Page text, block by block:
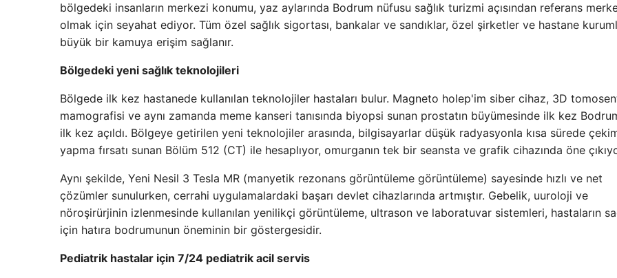
bölgedeki insanların merkezi konumu, yaz aylarında Bodrum nüfusu sağlık turizmi açısından referans
olmak için seyahat ediyor. Tüm özel sağlık sigortası, bankalar ve sandıklar, özel şirketler ve hastane
büyük bir kamuya erişim sağlanır.
Bölgedeki yeni sağlık teknolojileri
Bölgede ilk kez hastanede kullanılan teknolojiler hastaları bulur. Magneto holep'im siber cihaz, 3D
mamografisi ve aynı zamanda meme kanseri tanısında biyopsi sunan prostatın büyümesinde ilk kez
ilk kez açıldı. Bölgeye getirilen yeni teknolojiler arasında, bilgisayarlar düşük radyasyonla kısa sürede
yapma fırsatı sunan Bölüm 512 (CT) ile hesaplıyor, omurganın tek bir seansta ve grafik cihazında öne
Aynı şekilde, Yeni Nesil 3 Tesla MR (manyetik rezonans görüntüleme görüntüleme) sayesinde hızlı ve net
çözümler sunulurken, cerrahi uygulamalardaki başarı devlet cihazlarında artmıştır. Gebelik, uuroloji ve
nöroşirürjinin izlenmesinde kullanılan yenilikçi görüntüleme, ultrason ve laboratuvar sistemleri, hastaların
için hatıra bodrumunun öneminin bir göstergesidir.
Pediatrik hastalar için 7/24 pediatrik acil servis